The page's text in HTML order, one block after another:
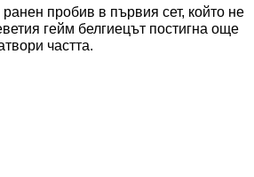
пробив в първия сет, който не
гейм белгиецът постигна още
частта.